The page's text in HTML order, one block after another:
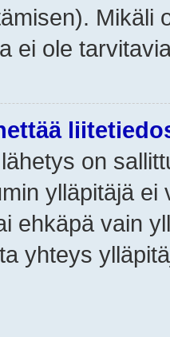
Mikäli
ei ole
on
ylläpitäjä
ehkäpä vain
yhteys